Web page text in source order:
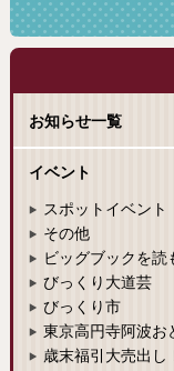
お知らせ一覧
イベント
スポットイベント
その他
ビッグブックを読
びっくり大道芸
びっくり市
東京高円寺阿波お
歳末福引大売出し